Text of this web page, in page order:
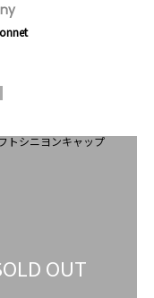
OUT